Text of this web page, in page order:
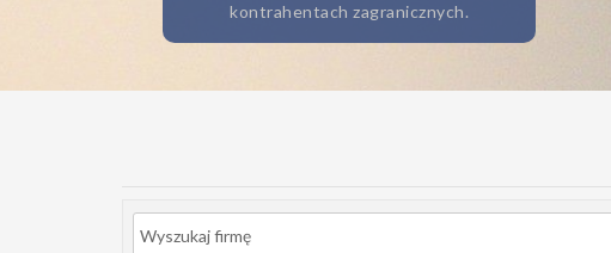
kontrahentach zagranicznych.